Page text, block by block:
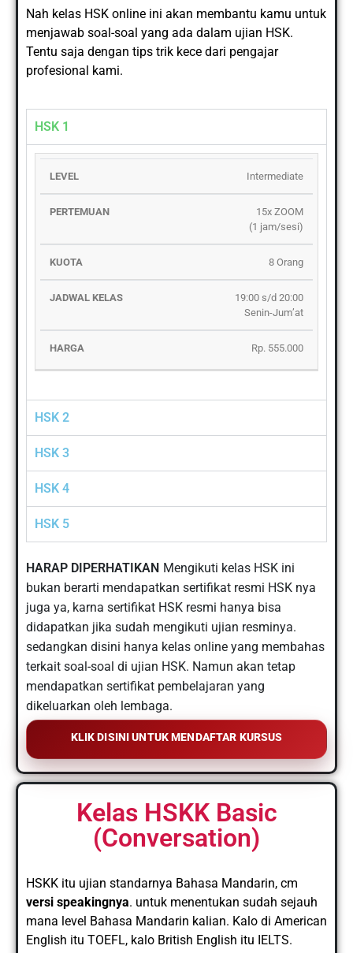
Nah kelas HSK online ini akan membantu kamu untuk
menjawab soal-soal yang ada dalam ujian HSK.
Tentu saja dengan tips trik kece dari pengajar
profesional kami.
HSK 1
LEVEL JADWAL
Intermediate
15x ZOOM
(1 jam/sesi)
8 Orang
19:00 s/d 20:00
Senin-Jum’at
Rp. 555.000
HSK 2
HSK 3
HSK 4
HSK 5
HARAP DIPERHATIKAN Mengikuti kelas HSK ini
bukan berarti mendapatkan sertifikat resmi HSK nya
juga ya, karna sertifikat HSK resmi hanya bisa
didapatkan jika sudah mengikuti ujian resminya.
sedangkan disini hanya kelas online yang membahas
terkait soal-soal di ujian HSK. Namun akan tetap
mendapatkan sertifikat pembelajaran yang
dikeluarkan oleh lembaga.
KLIK DISINI UNTUK MENDAFTAR KURSUS
Kelas HSKK Basic
(Conversation)
HSKK itu ujian standarnya Bahasa Mandarin, cm
versi speakingnya. untuk menentukan sudah sejauh
mana level Bahasa Mandarin kalian. Kalo di American
English itu TOEFL, kalo British English itu IELTS.